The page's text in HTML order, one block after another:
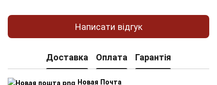
Написати відгук
Доставка Оплата Гарантія
Новая Почта